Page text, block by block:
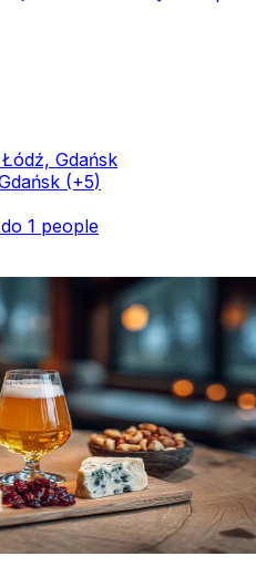
Gdańsk
(+5)
1 people